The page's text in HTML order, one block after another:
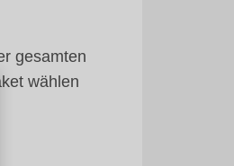
gesamten
wählen